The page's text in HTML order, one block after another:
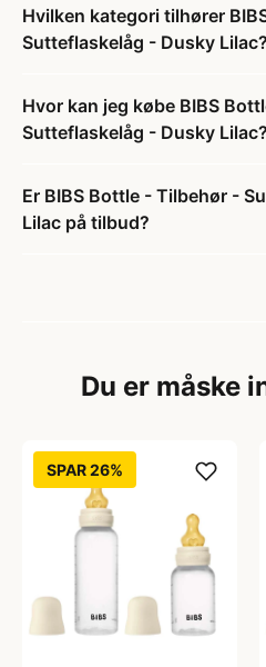
Hvilken kategori tilhører
Sutteflaskelåg - Dusky Lilac?
Hvor kan jeg købe BIBS
Sutteflaskelåg - Dusky Lilac?
Er BIBS Bottle - Tilbehør -
Lilac på tilbud?
Du er måske
SPAR 26%